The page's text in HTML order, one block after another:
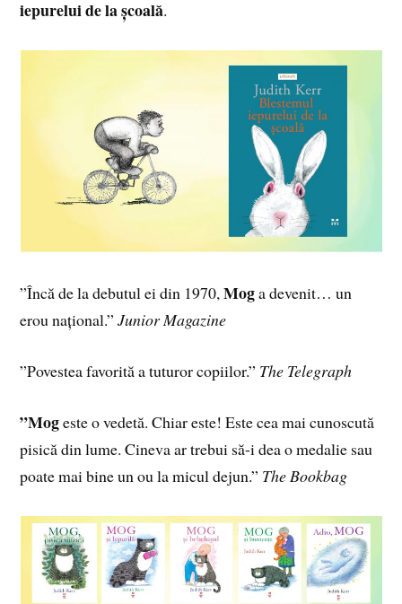
iepurelui de la școală.
”Încă de la debutul ei din 1970,Moga devenit… un
erou național.”Junior Magazine
”Povestea favorită a tuturor copiilor.” The Telegraph
”Mogeste o vedetă. Chiar este! Este cea mai cunoscută
pisică din lume. Cineva ar trebui să-i dea o medalie sau
poate mai bine un ou la micul dejun.” The Bookbag